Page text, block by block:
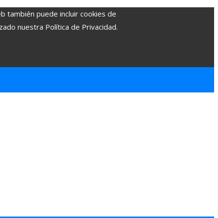
también puede incluir cookies de
nuestra Política de Privacidad.